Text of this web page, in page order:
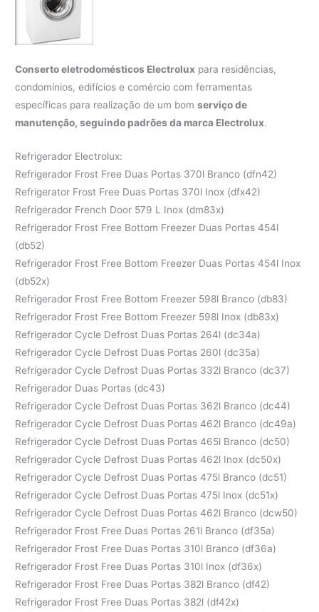
Conserto eletrodomésticos Electrolux para residências,
condomínios, edifícios e comércio com ferramentas
específicas para realização de um bomserviço de
manutenção, seguindo padrões da marca Electrolux.
Refrigerador Electrolux:
Refrigerador Frost Free Duas Portas 370l Branco (dfn42)
Refrigerator Frost Free Duas Portas 370l Inox (dfx42)
Refrigerador French Door 579 L Inox (dm83x)
Refrigerador Frost Free Bottom Freezer Duas Portas 454l
(db52)
Refrigerador Frost Free Bottom Freezer Duas Portas 454l Inox
(db52x)
Refrigerador Frost Free Bottom Freezer 598l Branco (db83)
Refrigerador Frost Free Bottom Freezer 598l Inox (db83x)
Refrigerador Cycle Defrost Duas Portas 264l (dc34a)
Refrigerador Cycle Defrost Duas Portas 260l (dc35a)
Refrigerador Cycle Defrost Duas Portas 332l Branco (dc37)
Refrigerador Duas Portas (dc43)
Refrigerador Cycle Defrost Duas Portas 362l Branco (dc44)
Refrigerador Cycle Defrost Duas Portas 462l Branco (dc49a)
Refrigerador Cycle Defrost Duas Portas 465l Branco (dc50)
Refrigerador Cycle Defrost Duas Portas 462l Inox (dc50x)
Refrigerador Cycle Defrost Duas Portas 475l Branco (dc51)
Refrigerador Cycle Defrost Duas Portas 475l Inox (dc51x)
Refrigerador Cycle Defrost Duas Portas 462l Branco (dcw50)
Refrigerador Frost Free Duas Portas 261l Branco (df35a)
Refrigerador Frost Free Duas Portas 310l Branco (df36a)
Refrigerador Frost Free Duas Portas 310l Inox (df36x)
Refrigerador Frost Free Duas Portas 382l Branco (df42)
Refrigerador Frost Free Duas Portas 382l (df42x)